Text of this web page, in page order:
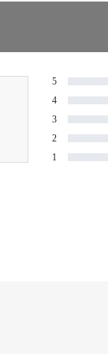
5
4
3
2
1